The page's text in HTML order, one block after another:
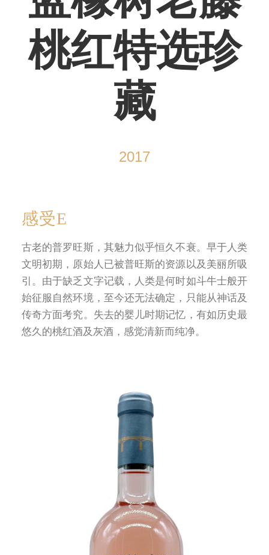
桃红特选珍
藏
2017
感受E
古老的普罗旺斯，其魅力似乎恒久不衰。早于人类
文明初期，原始人已被普旺斯的资源以及美丽所吸
引。由于缺乏文字记载，人类是何时如斗牛士般开
始征服自然环境，至今还无法确定，只能从神话及
传奇方面考究。失去的婴儿时期记忆，有如历史最
悠久的桃红酒及灰酒，感觉清新而纯净。